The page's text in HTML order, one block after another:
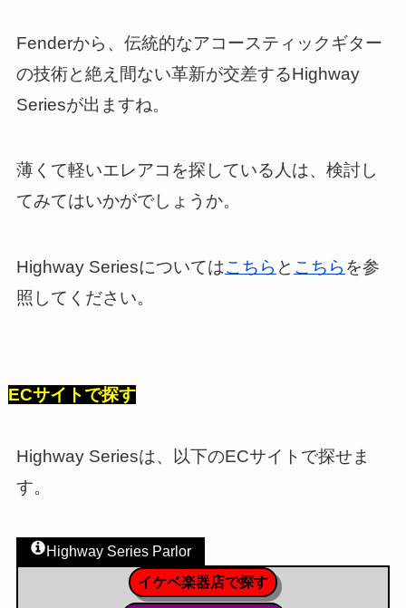
Fenderから、伝統的なアコースティックギター
の技術と絶え間ない革新が交差するHighway
Seriesが出ますね。
薄くて軽いエレアコを探している人は、検討し
てみてはいかがでしょうか。
Highway Seriesについてはこちら と こちら を参
照してください。
ECサイトで探す
Highway Seriesは、以下のECサイトで探せま
す。
Highway Series Parlor
イケベ楽器店で探す